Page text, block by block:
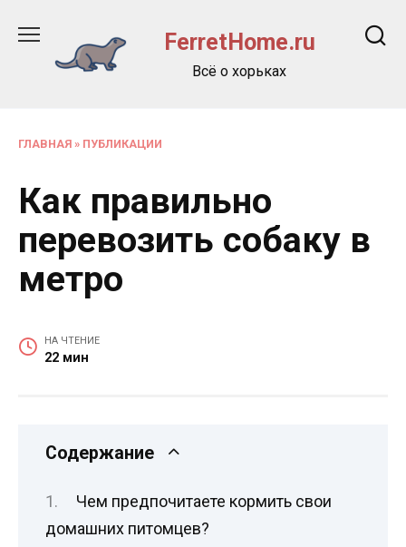
содержанию
FerretHome.ru
Всё о хорьках
ГЛАВНАЯ » ПУБЛИКАЦИИ
Как правильно
перевозить собаку в
метро
НА ЧТЕНИЕ
22 мин
Содержание
Чем предпочитаете кормить свои
домашних питомцев?